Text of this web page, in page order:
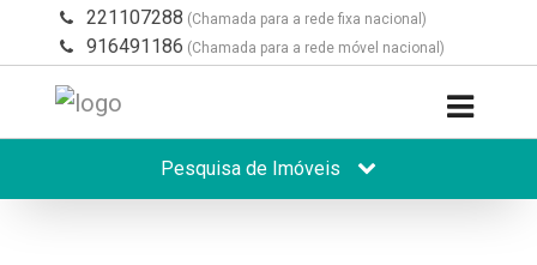
221107288 (Chamada para a rede fixa nacional)
916491186 (Chamada para a rede móvel nacional)
Pesquisa de Imóveis